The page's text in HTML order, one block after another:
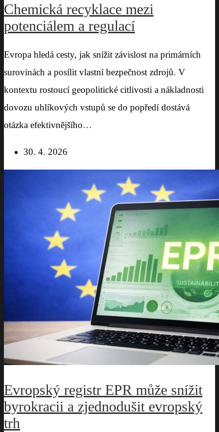
Chemická recyklace mezi
potenciálem a regulací
Evropa hledá cesty, jak snížit závislost na primárních
surovinách a posílit vlastní bezpečnost zdrojů. V
kontextu rostoucí geopolitické citlivosti a nákladnosti
dovozu uhlíkových vstupů se do popředí dostává
otázka efektivnějšího…
30. 4. 2026
Evropský registr EPR může snížit
byrokracii a zjednodušit evropský
trh